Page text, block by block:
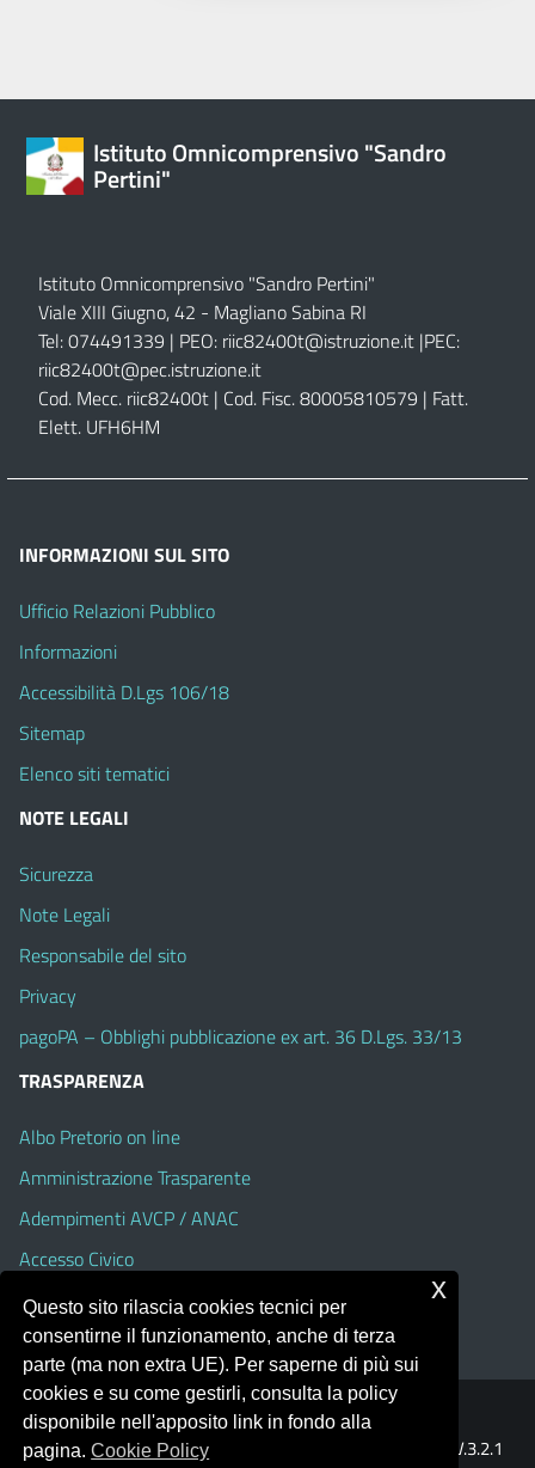
Istituto Omnicomprensivo "Sandro
Pertini"
Istituto Omnicomprensivo "Sandro Pertini"
Viale XIII Giugno, 42 - Magliano Sabina RI
Tel: 074491339 | PEO: riic82400t@istruzione.it |PEC:
riic82400t@pec.istruzione.it
Cod. Mecc. riic82400t | Cod. Fisc. 80005810579 | Fatt.
Elett. UFH6HM
INFORMAZIONI SUL SITO
Ufficio Relazioni Pubblico
Informazioni
Accessibilità D.Lgs 106/18
Sitemap
Elenco siti tematici
NOTE LEGALI
Sicurezza
Note Legali
Responsabile del sito
Privacy
pagoPA – Obblighi pubblicazione ex art. 36 D.Lgs. 33/13
TRASPARENZA
Albo Pretorio on line
Amministrazione Trasparente
Adempimenti AVCP / ANAC
Accesso Civico
Dichiarazione di accessibilità
Portale realizzato con la piattaforma Argo Web 4.0
Template Italia configurato sul tema accessibile
V.3.2.1
Questo sito rilascia cookies tecnici per
consentirne il funzionamento, anche di terza
parte (ma non extra UE). Per saperne di più sui
cookies e su come gestirli, consulta la policy
disponibile nell'apposito link in fondo alla
pagina.Cookie Policy
x